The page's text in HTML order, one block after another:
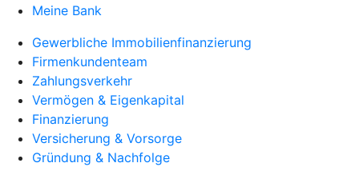
Meine Bank
Gewerbliche Immobilienfinanzierung
Firmenkundenteam
Zahlungsverkehr
Vermögen & Eigenkapital
Finanzierung
Versicherung & Vorsorge
Gründung & Nachfolge